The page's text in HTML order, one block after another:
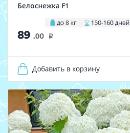
Белоснежка F1
до 8 кг 150-160 дней
89 .00 i
Добавить в корзину